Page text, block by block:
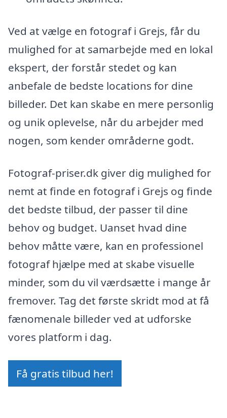
Ved at vælge en fotograf i Grejs, får du
mulighed for at samarbejde med en lokal
ekspert, der forstår stedet og kan
anbefale de bedste locations for dine
billeder. Det kan skabe en mere personlig
og unik oplevelse, når du arbejder med
nogen, som kender områderne godt.
Fotograf-priser.dk giver dig mulighed for
nemt at finde en fotograf i Grejs og finde
det bedste tilbud, der passer til dine
behov og budget. Uanset hvad dine
behov måtte være, kan en professionel
fotograf hjælpe med at skabe visuelle
minder, som du vil værdsætte i mange år
fremover. Tag det første skridt mod at få
fænomenale billeder ved at udforske
vores platform i dag.
Få gratis tilbud her!